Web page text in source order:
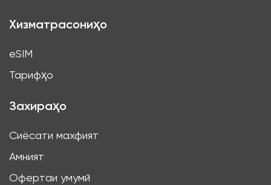
Хизматрасониҳо
eSIM
Тарифҳо
Захираҳо
Сиёсати махфият
Амният
Офертаи умумӣ